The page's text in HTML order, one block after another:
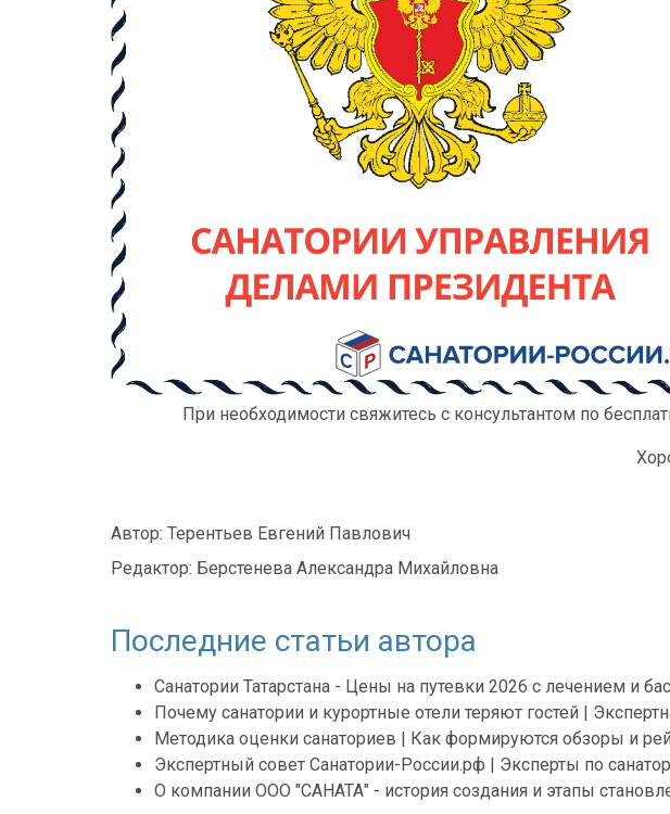
При необходимости свяжитесь с консультантом по
Автор: Терентьев Евгений Павлович
Редактор: Берстенева Александра Михайловна
Последние статьи автора
Санатории Татарстана - Цены на путевки 2026 с лечением и
Почему санатории и курортные отели теряют гостей |
Методика оценки санаториев | Как формируются обзоры и
Экспертный совет Санатории-России.рф | Эксперты по
О компании ООО "САНАТА" - история создания и этапы